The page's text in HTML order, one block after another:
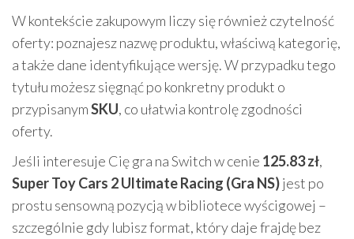
W kontekście zakupowym liczy się również czytelność
oferty: poznajesz nazwę produktu, właściwą kategorię,
a także dane identyfikujące wersję. W przypadku tego
tytułu możesz sięgnąć po konkretny produkt o
przypisanymSKU, co ułatwia kontrolę zgodności
oferty.
Jeśli interesuje Cię gra na Switch w cenie 125.83 zł,
Super Toy Cars 2 Ultimate Racing (Gra NS)jest po
prostu sensowną pozycją w bibliotece wyścigowej –
szczególnie gdy lubisz format, który daje frajdę bez